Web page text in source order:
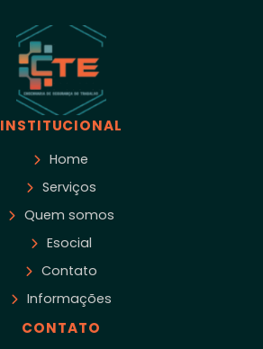
INSTITUCIONAL
Home
Serviços
Quem somos
Esocial
Contato
Informações
CONTATO